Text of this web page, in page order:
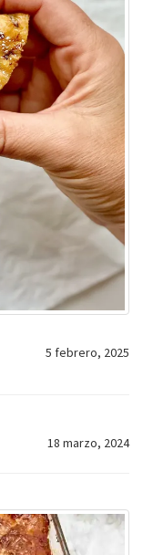
5 febrero, 2025
18 marzo, 2024